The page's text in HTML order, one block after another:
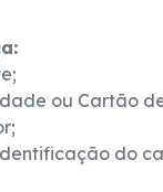
ou Cartão
do